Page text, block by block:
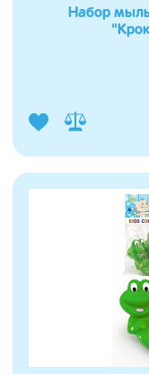
Набор